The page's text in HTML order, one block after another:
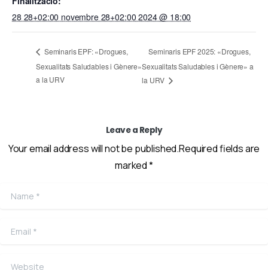
28 28+02:00 novembre 28+02:00 2024 @ 18:00
Seminaris EPF: «Drogues,
Sexualitats Saludables i Gènere»
a la URV
Seminaris EPF 2025: «Drogues,
Sexualitats Saludables i Gènere» a
la URV
Leave a Reply
Your email address will not be published.Required fields are
marked *
Name
Email
Website